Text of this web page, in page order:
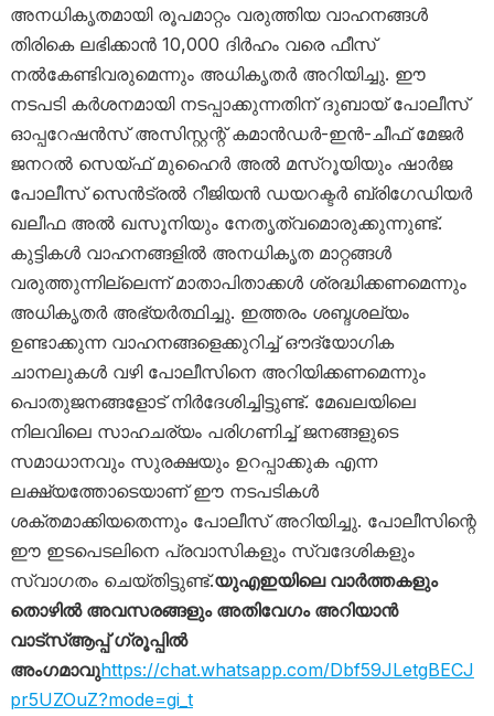
അനധികൃതമായി രൂപമാറ്റം വരുത്തിയ വാഹനങ്ങൾ
തിരികെ ലഭിക്കാൻ 10,000 ദിർഹം വരെ ഫീസ്
നൽകേണ്ടിവരുമെന്നും അധികൃതർ അറിയിച്ചു. ഈ
നടപടി കർശനമായി നടപ്പാക്കുന്നതിന് ദുബായ് പോലീസ്
ഓപ്പറേഷൻസ് അസിസ്റ്റന്റ് കമാൻഡർ-ഇൻ-ചീഫ് മേജർ
ജനറൽ സെയ്ഫ് മുഹൈർ അൽ മസ്‌റൂയിയും ഷാർജ
പോലീസ് സെൻട്രൽ റീജിയൻ ഡയറക്ടർ ബ്രിഗേഡിയർ
ഖലീഫ അൽ ഖസൂനിയും നേതൃത്വമൊരുക്കുന്നുണ്ട്.
കുട്ടികൾ വാഹനങ്ങളിൽ അനധികൃത മാറ്റങ്ങൾ
വരുത്തുന്നില്ലെന്ന് മാതാപിതാക്കൾ ശ്രദ്ധിക്കണമെന്നും
അധികൃതർ അഭ്യർത്ഥിച്ചു. ഇത്തരം ശബ്ദശല്യം
ഉണ്ടാക്കുന്ന വാഹനങ്ങളെക്കുറിച്ച് ഔദ്യോഗിക
ചാനലുകൾ വഴി പോലീസിനെ അറിയിക്കണമെന്നും
പൊതുജനങ്ങളോട് നിർദേശിച്ചിട്ടുണ്ട്. മേഖലയിലെ
നിലവിലെ സാഹചര്യം പരിഗണിച്ച് ജനങ്ങളുടെ
സമാധാനവും സുരക്ഷയും ഉറപ്പാക്കുക എന്ന
ലക്ഷ്യത്തോടെയാണ് ഈ നടപടികൾ
ശക്തമാക്കിയതെന്നും പോലീസ് അറിയിച്ചു. പോലീസിന്റെ
ഈ ഇടപെടലിനെ പ്രവാസികളും സ്വദേശികളും
സ്വാഗതം ചെയ്തിട്ടുണ്ട്.യുഎഇയിലെ വാർത്തകളും
തൊഴിൽ അവസരങ്ങളും അതിവേഗം അറിയാൻ
വാട്സ്ആപ്പ് ഗ്രൂപ്പിൽ
അംഗമാവുhttps://chat.whatsapp.com/Dbf59JLetgBECJ
pr5UZOuZ?mode=gi_t